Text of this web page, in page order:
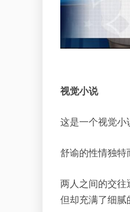
视觉小说
这是一个视觉小
舒谕的性情独特
两人之间的交往
但却充满了细腻